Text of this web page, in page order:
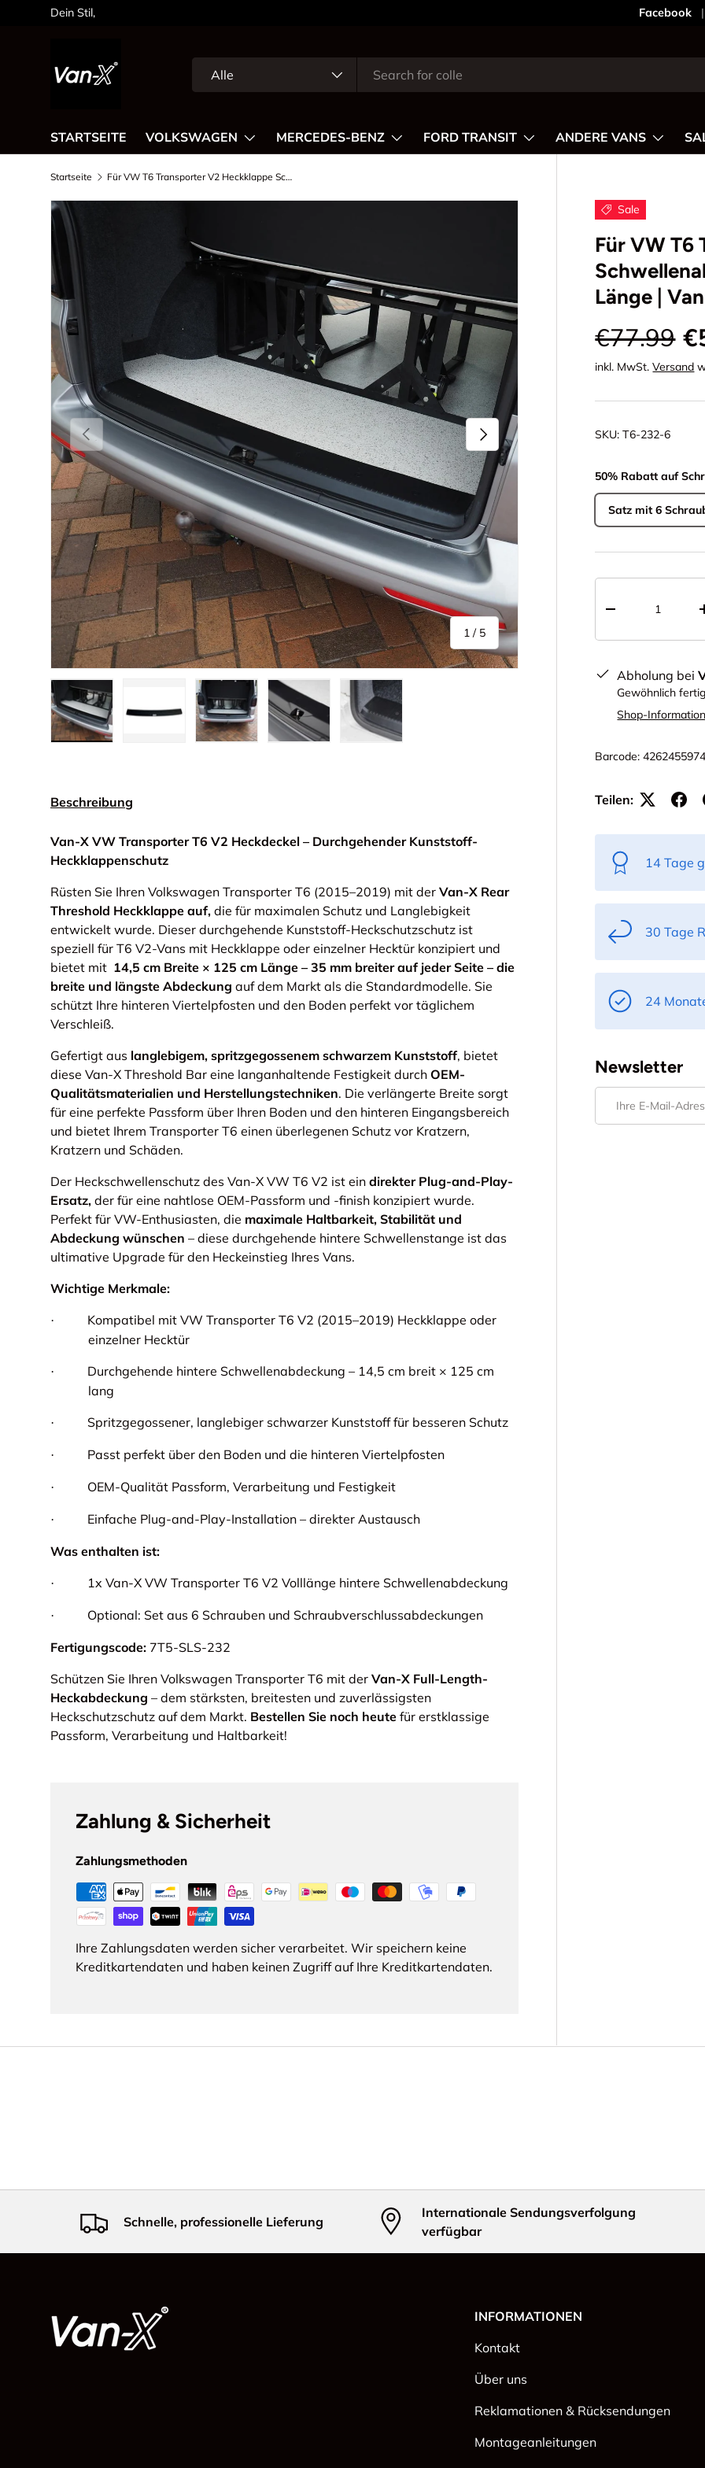
Dein Stil, Dein Shop
Facebook
Alle
STARTSEITE VOLKSWAGEN MERCEDES-BENZ FORD TRANSIT ANDERE VANS
Startseite Für VW T6 Transporter V2 Heckklappe Schwellenabdeckung Kunststoff in voller Länge | Van-X
Vorherige
1 / von
5
Nächste
Sale
Für VW T6
Länge |
€77.99
inkl. MwSt.Versand
SKU: T6-232-6
50% Rabatt auf
Satz mit 6
+
Abholung bei
Gewöhnlich
Shop-
Barcode:
Teilen:
14 Tage
30 Tage
24
Newsletter
Beschreibung
Van-X VW Transporter T6 V2 Heckdeckel – Durchgehender Kunststoff-
Heckklappenschutz
Rüsten Sie Ihren Volkswagen Transporter T6 (2015–2019) mit der Van-X Rear
Threshold Heckklappe auf, die für maximalen Schutz und Langlebigkeit
entwickelt wurde. Dieser durchgehende Kunststoff-Heckschutzschutz ist
speziell für T6 V2-Vans mit Heckklappe oder einzelner Hecktür konzipiert und
bietet mit 14,5 cm Breite × 125 cm Länge – 35 mm breiter auf jeder Seite – die
breite und längste Abdeckung auf dem Markt als die Standardmodelle. Sie
schützt Ihre hinteren Viertelpfosten und den Boden perfekt vor täglichem
Verschleiß.
Gefertigt aus langlebigem, spritzgegossenem schwarzem Kunststoff, bietet
diese Van-X Threshold Bar eine langanhaltende Festigkeit durch OEM-
Qualitätsmaterialien und Herstellungstechniken. Die verlängerte Breite sorgt
für eine perfekte Passform über Ihren Boden und den hinteren Eingangsbereich
und bietet Ihrem Transporter T6 einen überlegenen Schutz vor Kratzern,
Kratzern und Schäden.
Der Heckschwellenschutz des Van-X VW T6 V2 ist ein direkter Plug-and-Play-
Ersatz, der für eine nahtlose OEM-Passform und -finish konzipiert wurde.
Perfekt für VW-Enthusiasten, die maximale Haltbarkeit, Stabilität und
Abdeckung wünschen – diese durchgehende hintere Schwellenstange ist das
ultimative Upgrade für den Heckeinstieg Ihres Vans.
Wichtige Merkmale:
·
Kompatibel mit VW Transporter T6 V2 (2015–2019) Heckklappe oder
einzelner Hecktür
·
Durchgehende hintere Schwellenabdeckung – 14,5 cm breit × 125 cm
lang
· Spritzgegossener, langlebiger schwarzer Kunststoff für besseren Schutz
· Passt perfekt über den Boden und die hinteren Viertelpfosten
· OEM-Qualität Passform, Verarbeitung und Festigkeit
· Einfache Plug-and-Play-Installation – direkter Austausch
Was enthalten ist:
· 1x Van-X VW Transporter T6 V2 Volllänge hintere Schwellenabdeckung
· Optional: Set aus 6 Schrauben und Schraubverschlussabdeckungen
Fertigungscode: 7T5-SLS-232
Schützen Sie Ihren Volkswagen Transporter T6 mit der Van-X Full-Length-
Heckabdeckung – dem stärksten, breitesten und zuverlässigsten
Heckschutzschutz auf dem Markt. Bestellen Sie noch heute für erstklassige
Passform, Verarbeitung und Haltbarkeit!
Zahlung & Sicherheit
Zahlungsmethoden
Ihre Zahlungsdaten werden sicher verarbeitet. Wir speichern keine
Kreditkartendaten und haben keinen Zugriff auf Ihre Kreditkartendaten.
Schnelle, professionelle Lieferung
Internationale Sendungsverfolgung
verfügbar
INFORMATIONEN
Kontakt
Über uns
Reklamationen & Rücksendungen
Montageanleitungen